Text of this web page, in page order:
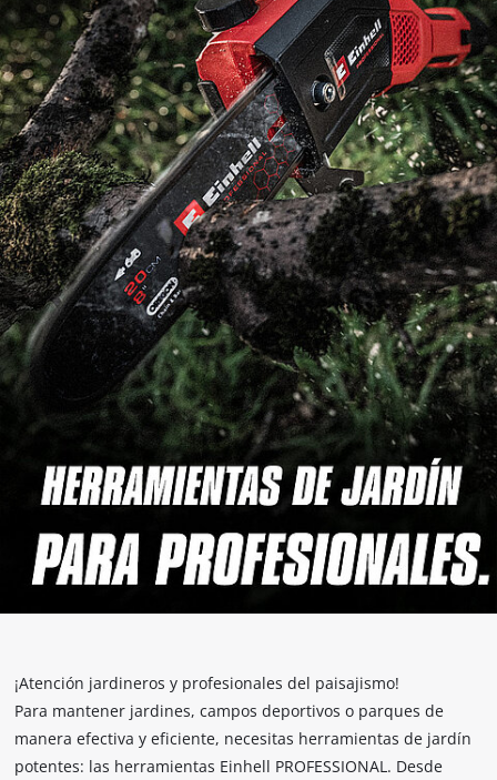
¡Atención jardineros y profesionales del paisajismo!
Para mantener jardines, campos deportivos o parques de
manera efectiva y eficiente, necesitas herramientas de jardín
potentes: las herramientas Einhell PROFESSIONAL. Desde